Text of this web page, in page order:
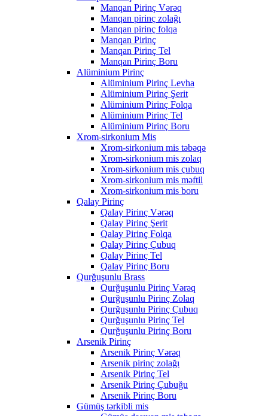
Manqan Pirinç Vərəq
Manqan pirinç zolağı
Manqan pirinç folqa
Manqan Pirinç
Manqan Pirinç Tel
Manqan Pirinç Boru
Alüminium Pirinç
Alüminium Pirinç Levha
Alüminium Pirinç Şerit
Alüminium Pirinç Folqa
Alüminium Pirinç Tel
Alüminium Pirinç Boru
Xrom-sirkonium Mis
Xrom-sirkonium mis təbəqə
Xrom-sirkonium mis zolaq
Xrom-sirkonium mis çubuq
Xrom-sirkonium mis məftil
Xrom-sirkonium mis boru
Qalay Pirinç
Qalay Pirinç Vərəq
Qalay Pirinç Şerit
Qalay Pirinç Folqa
Qalay Pirinç Çubuq
Qalay Pirinç Tel
Qalay Pirinç Boru
Qurğuşunlu Brass
Qurğuşunlu Pirinç Vərəq
Qurğuşunlu Pirinç Zolaq
Qurğuşunlu Pirinç Çubuq
Qurğuşunlu Pirinç Tel
Qurğuşunlu Pirinç Boru
Arsenik Pirinç
Arsenik Pirinç Vərəq
Arsenik pirinç zolağı
Arsenik Pirinç Tel
Arsenik Pirinç Çubuğu
Arsenik Pirinç Boru
Gümüş tərkibli mis